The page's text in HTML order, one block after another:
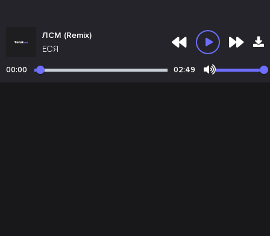
ЛСМ (Remix)
ЕСЯ
00:00 02:49